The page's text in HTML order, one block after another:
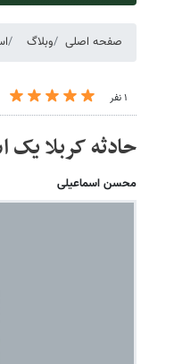
صفحه اصلی وبلاگ
۱ نفر
حادثه کربلا یک
محسن اسماعیلی